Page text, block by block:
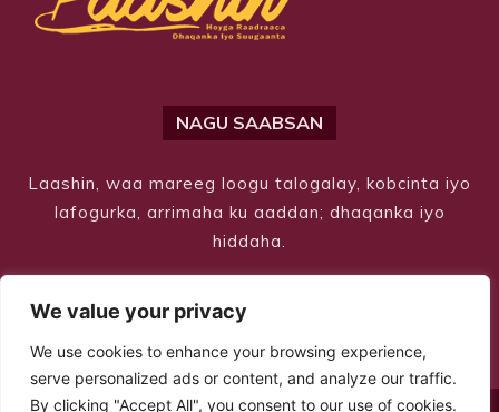
We value your privacy
We use cookies to enhance your browsing experience,
serve personalized ads or content, and analyze our traffic.
By clicking "Accept All", you consent to our use of cookies.
NAGU SAABSAN
Laashin, waa mareeg loogu talogalay, kobcinta iyo
lafogurka, arrimaha ku aaddan; dhaqanka iyo
hiddaha.